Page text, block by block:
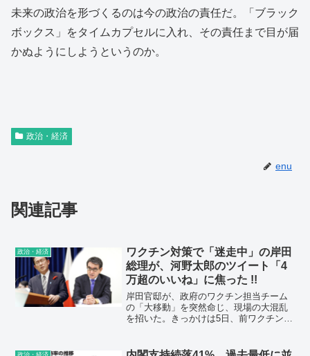
未来の政治を形づくるのは今の政治の責任だ。「ブラック
ボックス」をタイムカプセルに入れ、その責任まで目が届
かぬようにしようというのか。
政治・経済
enu
関連記事
政治・経済
ワクチン対策で「迷走中」の岸田
総理が、河野太郎のツイート「4
万超のいいね」に焦った !!
岸田官邸が、政府のワクチン担当チーム
の「大移動」を突然命じ、現場の大混乱
を招いた。きっかけは5日、前ワクチン担
ムは大臣室の隣にいたけれど、今は隣の